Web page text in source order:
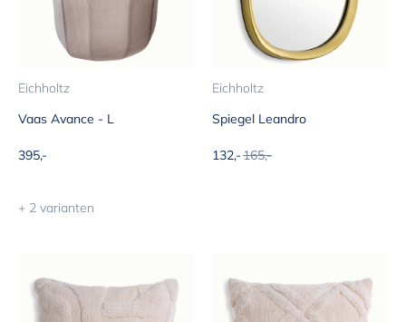
Eichholtz
Vaas Avance - L
Aanbiedingsprijs
395,-
+ 2 varianten
Eichholtz
Spiegel Leandro
Aanbiedingsprijs
132,-Normale prijs
165,-